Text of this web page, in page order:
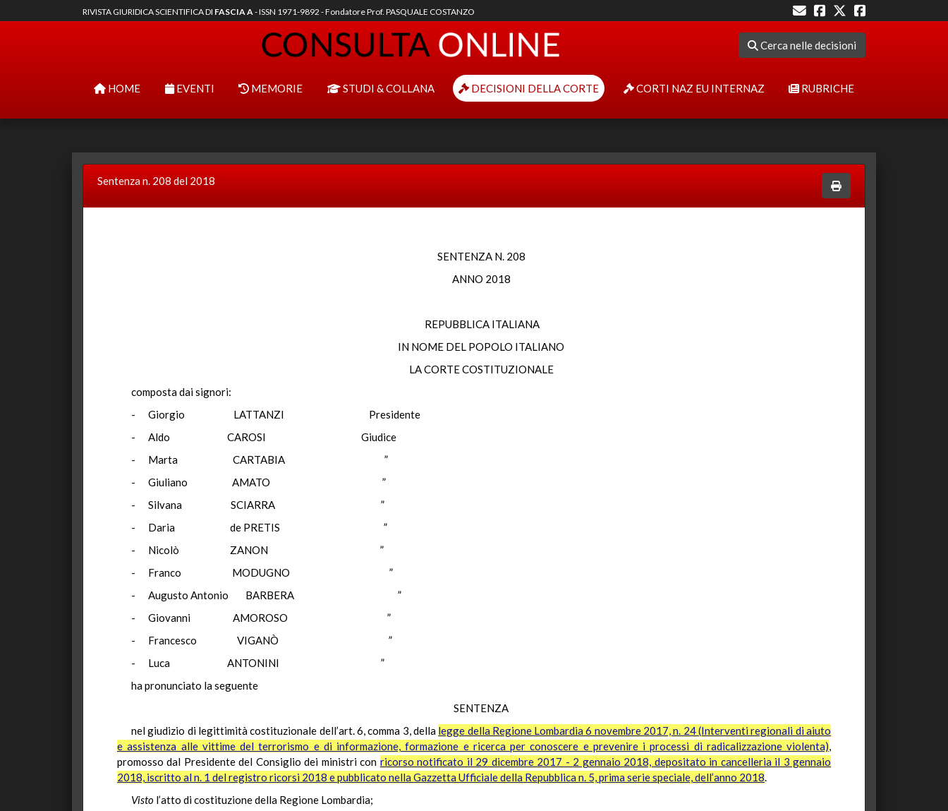
RIVISTA GIURIDICA SCIENTIFICA DI FASCIA A- ISSN 1971-9892 - Fondatore Prof. PASQUALE COSTANZO
Cerca nelle decisioni
HOME EVENTI MEMORIE STUDI & COLLANA DECISIONI DELLA CORTE CORTI NAZ EU INTERNAZ RUBRICHE
Sentenza n. 208 del 2018
SENTENZA N. 208
ANNO 2018
REPUBBLICA ITALIANA
IN NOME DEL POPOLO ITALIANO
LA CORTE COSTITUZIONALE
composta dai signori:
- Giorgio LATTANZI Presidente
- Aldo CAROSI Giudice
- Marta CARTABIA ”
- Giuliano AMATO ”
- Silvana SCIARRA ”
- Daria de PRETIS ”
- Nicolò ZANON ”
- Franco MODUGNO ”
- Augusto Antonio BARBERA ”
- Giovanni AMOROSO ”
- Francesco VIGANÒ ”
- Luca ANTONINI ”
ha pronunciato la seguente
SENTENZA
nel giudizio di legittimità costituzionale dell’art. 6, comma 3, della legge della Regione Lombardia 6 novembre 2017, n. 24 (Interventi regionali di aiuto
e assistenza alle vittime del terrorismo e di informazione, formazione e ricerca per conoscere e prevenire i processi di radicalizzazione violenta),
promosso dal Presidente del Consiglio dei ministri con ricorso notificato il 29 dicembre 2017 - 2 gennaio 2018, depositato in cancelleria il 3 gennaio
2018, iscritto al n. 1 del registro ricorsi 2018 e pubblicato nella Gazzetta Ufficiale della Repubblica n. 5, prima serie speciale, dell’anno 2018.
Visto l’atto di costituzione della Regione Lombardia;